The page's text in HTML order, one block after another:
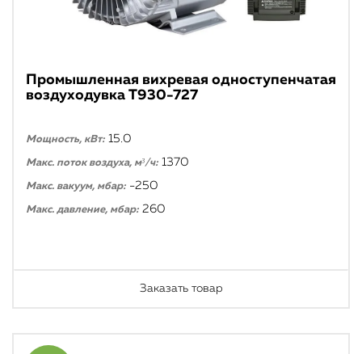
Промышленная вихревая одноступенчатая
воздуходувка T930-727
Мощность, кВт: 15.0
Макс. поток воздуха, м³/ч: 1370
Макс. вакуум, мбар: -250
Макс. давление, мбар: 260
Заказать товар